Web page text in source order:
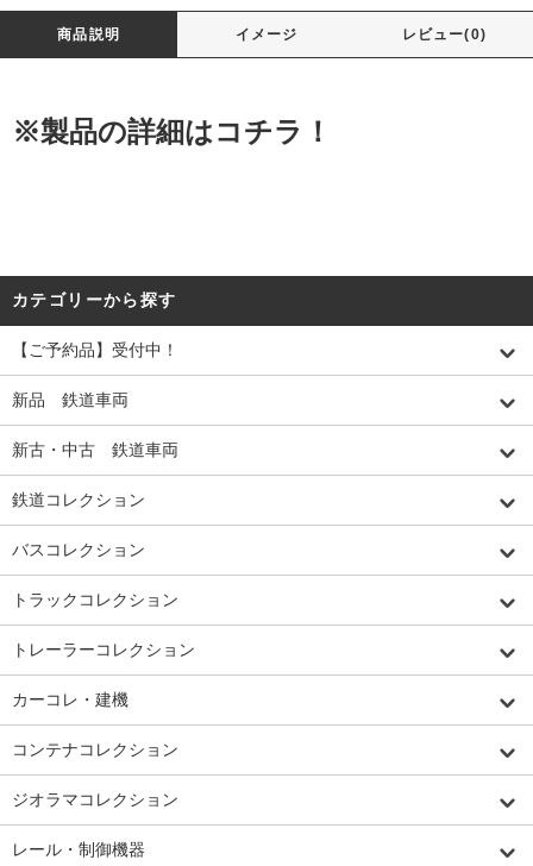
商品説明 イメージ レビュー(0)
※製品の詳細はコチラ！
カテゴリーから探す
【ご予約品】受付中！
新品 鉄道車両
新古・中古 鉄道車両
鉄道コレクション
バスコレクション
トラックコレクション
トレーラーコレクション
カーコレ・建機
コンテナコレクション
ジオラマコレクション
レール・制御機器